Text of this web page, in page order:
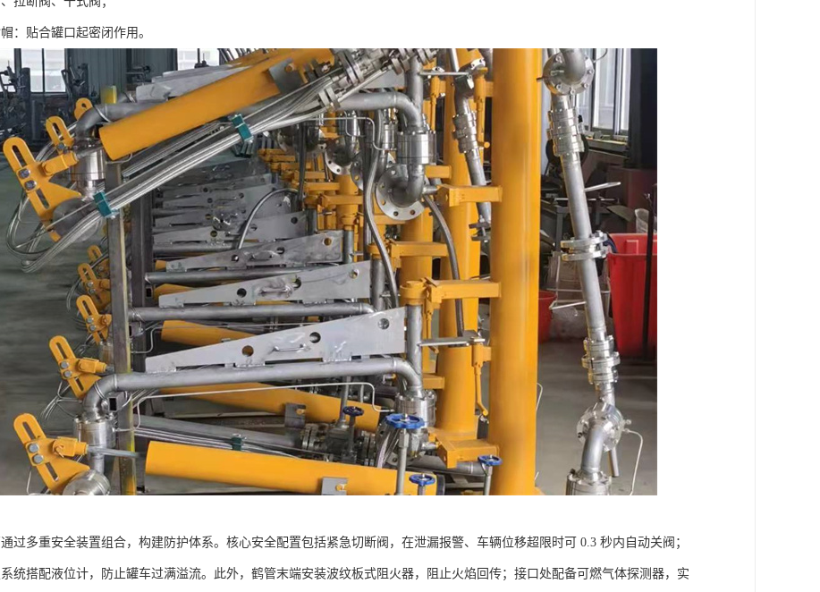
：贴合罐口起密闭作用。
过多重安全装置组合，构建防护体系。核心安全配置包括紧急切断阀，在泄漏报警、车辆位移超限时可 0.3 秒内自动关阀；
统搭配液位计，防止罐车过满溢流。此外，鹤管末端安装波纹板式阻火器，阻止火焰回传；接口处配备可燃气体探测器，实